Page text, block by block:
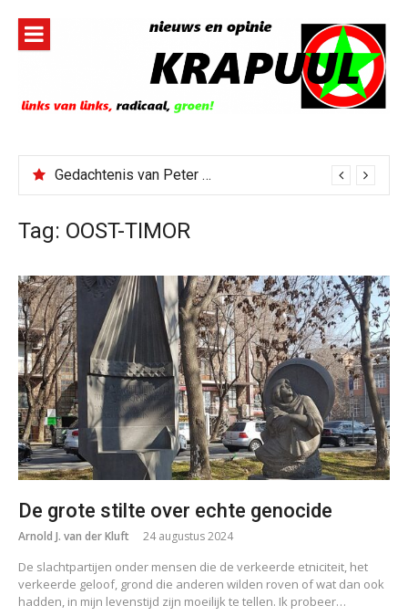
inhoud
Gedachtenis van Peter Faber
Tag: OOST-TIMOR
De grote stilte over echte genocide
Arnold J. van der Kluft 24 augustus 2024
De slachtpartijen onder mensen die de verkeerde etniciteit, het
verkeerde geloof, grond die anderen wilden roven of wat dan ook
hadden, in mijn levenstijd zijn moeilijk te tellen. Ik probeer…